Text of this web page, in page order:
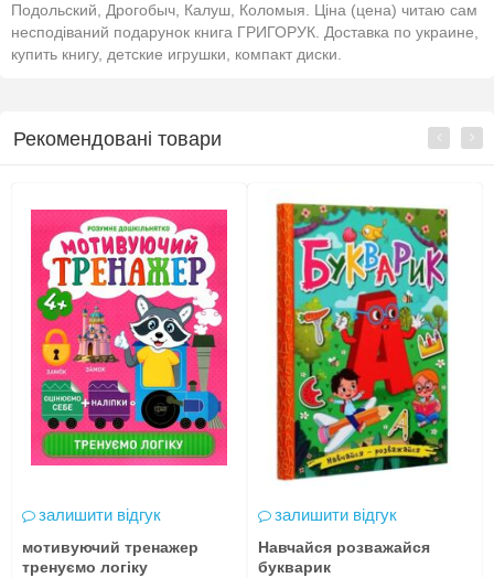
Подольский, Дрогобыч, Калуш, Коломыя. Ціна (цена) читаю сам
несподіваний подарунок книга ГРИГОРУК. Доставка по украине,
купить книгу, детские игрушки, компакт диски.
Рекомендовані товари
залишити відгук
мотивуючий тренажер
тренуємо логіку
залишити відгук
Навчайся розважайся
букварик